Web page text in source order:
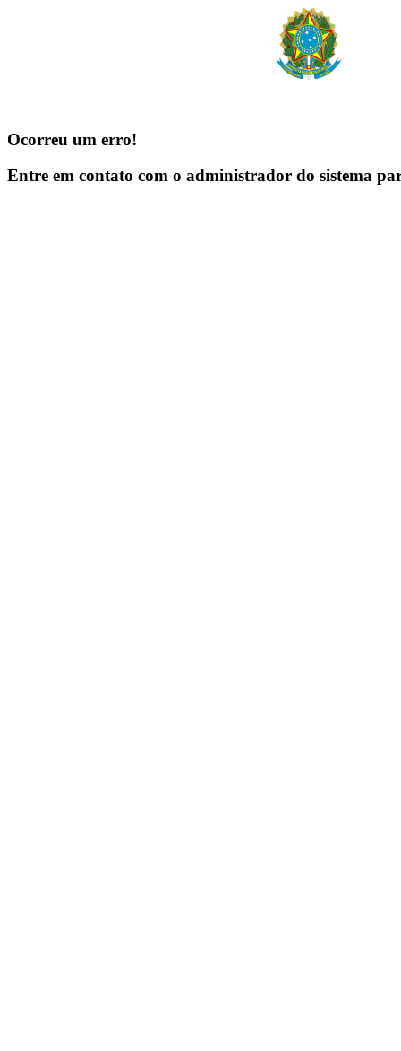
Ocorreu um erro!
Entre em contato com o administrador do sistema